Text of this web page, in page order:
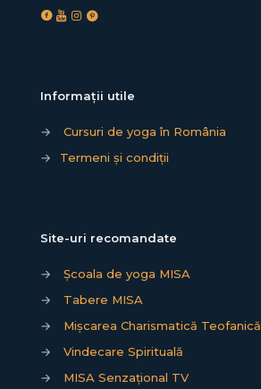
Informații utile
→
Cursuri de yoga în România
→
Termeni și condiții
Site-uri recomandate
→
Școala de yoga MISA
→
Tabere MISA
→
Mișcarea Charismatică Teofanică
→
Vindecare Spirituală
→
MISA Senzațional TV